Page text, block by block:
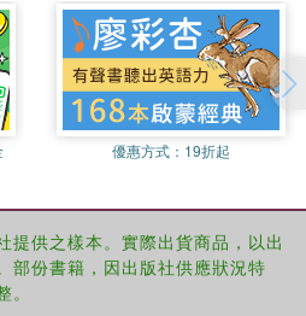
優惠方式： 19折起
提供之樣本。實際出貨商品，以出
部份書籍，因出版社供應狀況特